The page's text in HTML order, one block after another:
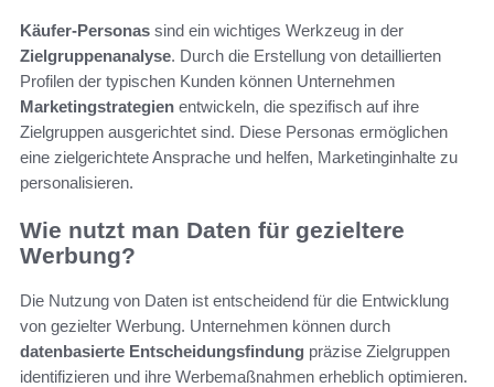
Käufer-Personas sind ein wichtiges Werkzeug in der
Zielgruppenanalyse. Durch die Erstellung von detaillierten
Profilen der typischen Kunden können Unternehmen
Marketingstrategien entwickeln, die spezifisch auf ihre
Zielgruppen ausgerichtet sind. Diese Personas ermöglichen
eine zielgerichtete Ansprache und helfen, Marketinginhalte zu
personalisieren.
Wie nutzt man Daten für gezieltere
Werbung?
Die Nutzung von Daten ist entscheidend für die Entwicklung
von gezielter Werbung. Unternehmen können durch
datenbasierte Entscheidungsfindung präzise Zielgruppen
identifizieren und ihre Werbemaßnahmen erheblich optimieren.